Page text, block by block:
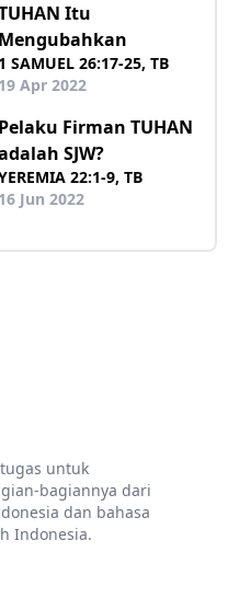
Itu
Mengubahkan
1 SAMUEL 26:17-25, TB
19 Apr 2022
Pelaku Firman TUHAN
SJW?
22:1-9, TB
16 Jun 2022
untuk
bagiannya dari
dan bahasa
Indonesia.